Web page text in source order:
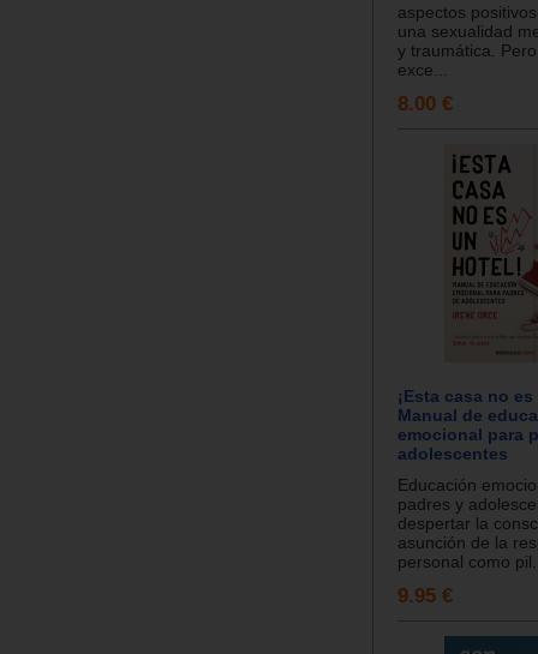
aspectos
una sexualidad
y traumática.
exce...
8.00 €
¡Esta casa no
Manual de
emocional para
adolescentes
Educación
padres y
despertar la
asunción de la
personal como
9.95 €